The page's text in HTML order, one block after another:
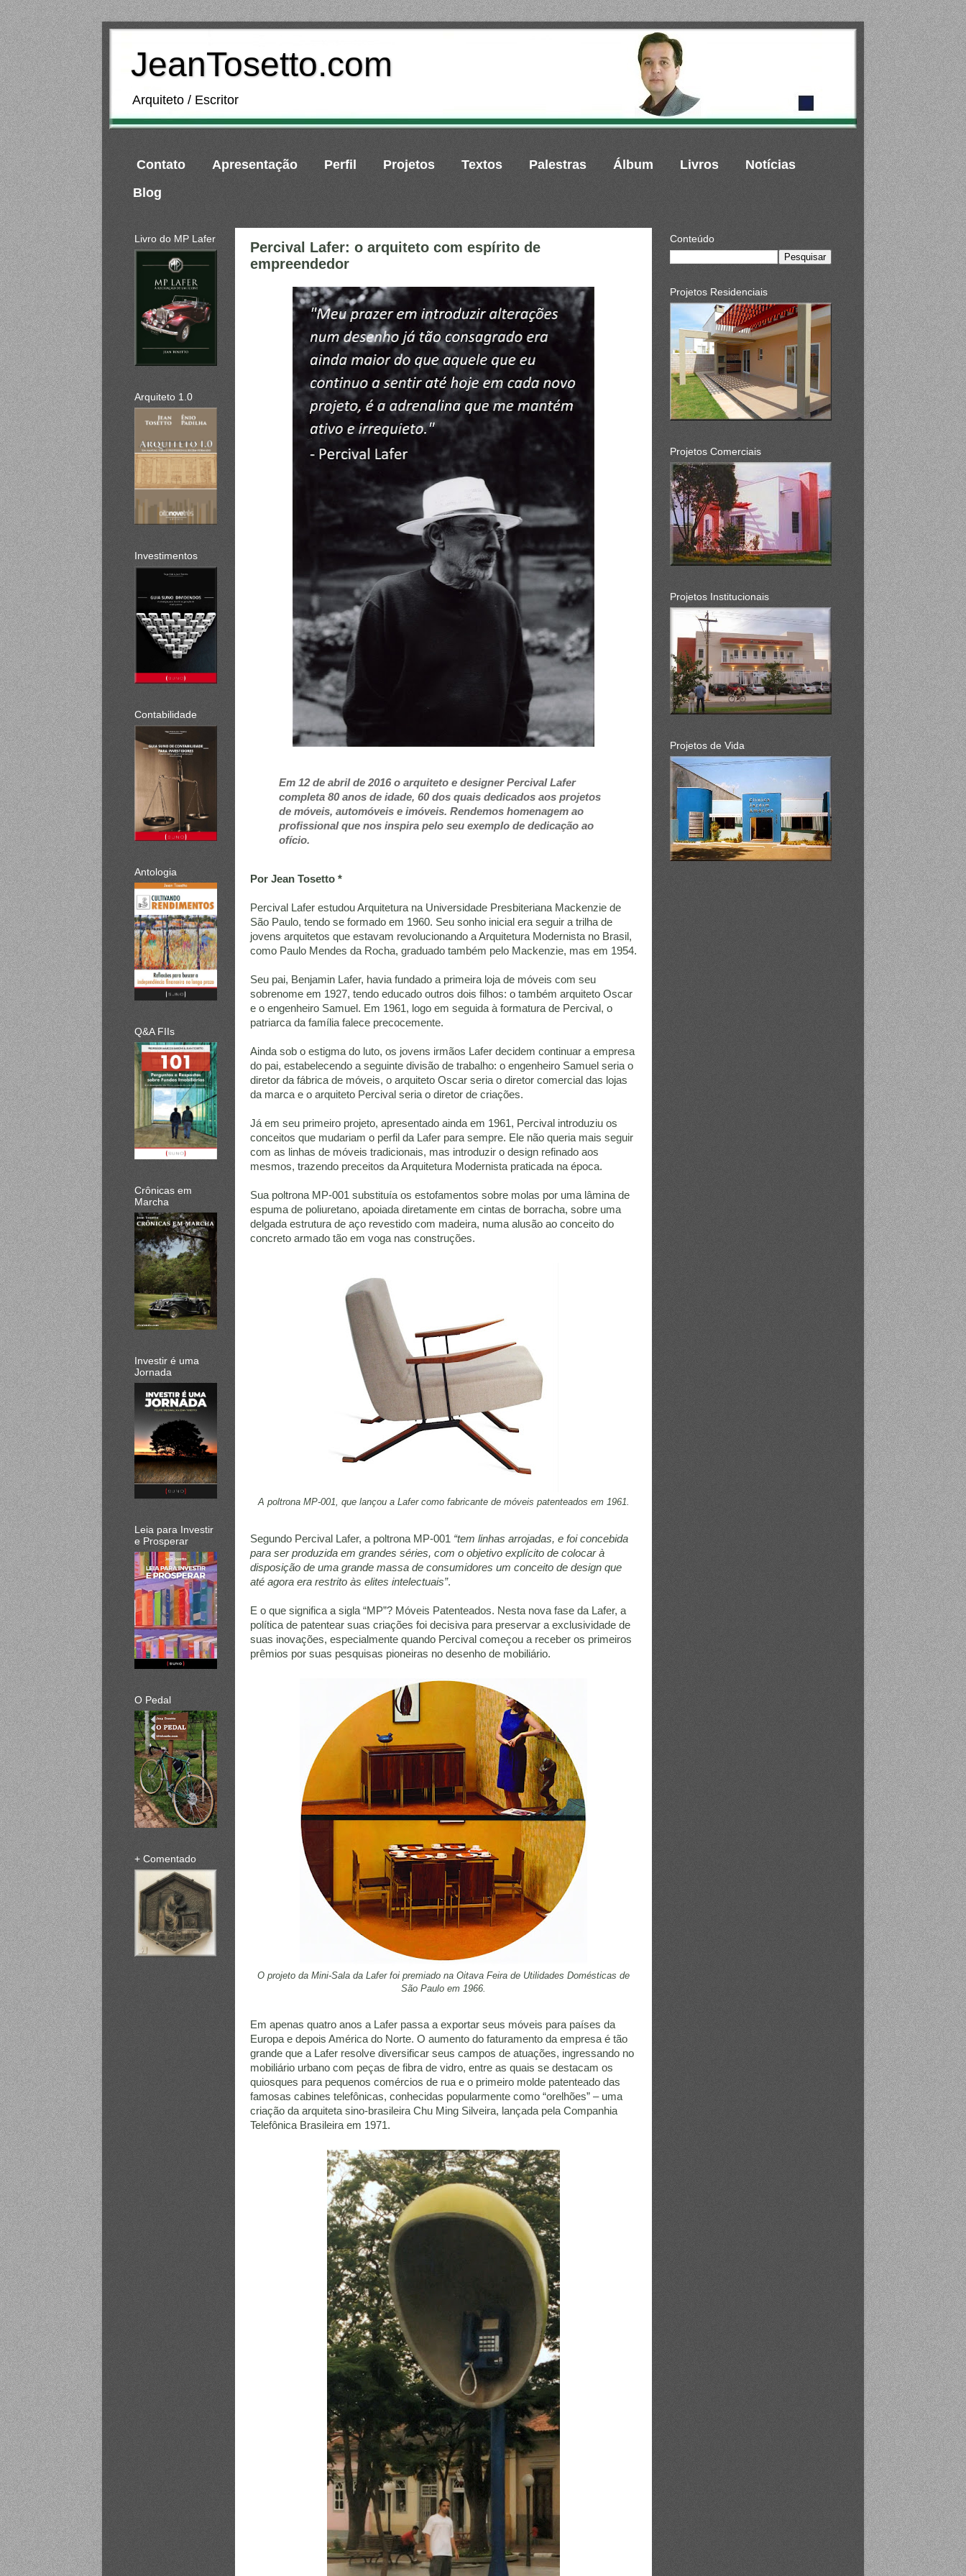
JeanTosetto.com
Arquiteto / Escritor
Contato Apresentação Perfil Projetos Textos Palestras Álbum Livros
Notícias
Blog
Percival Lafer: o arquiteto com espírito de
empreendedor
Em 12 de abril de 2016 o arquiteto e designer Percival Lafer
completa 80 anos de idade, 60 dos quais dedicados aos projetos
de móveis, automóveis e imóveis. Rendemos homenagem ao
profissional que nos inspira pelo seu exemplo de dedicação ao
ofício.
Por Jean Tosetto *
Percival Lafer estudou Arquitetura na Universidade Presbiteriana Mackenzie de
São Paulo, tendo se formado em 1960. Seu sonho inicial era seguir a trilha de
jovens arquitetos que estavam revolucionando a Arquitetura Modernista no Brasil,
como Paulo Mendes da Rocha, graduado também pelo Mackenzie, mas em 1954.
Seu pai, Benjamin Lafer, havia fundado a primeira loja de móveis com seu
sobrenome em 1927, tendo educado outros dois filhos: o também arquiteto Oscar
e o engenheiro Samuel. Em 1961, logo em seguida à formatura de Percival, o
patriarca da família falece precocemente.
Ainda sob o estigma do luto, os jovens irmãos Lafer decidem continuar a empresa
do pai, estabelecendo a seguinte divisão de trabalho: o engenheiro Samuel seria o
diretor da fábrica de móveis, o arquiteto Oscar seria o diretor comercial das lojas
da marca e o arquiteto Percival seria o diretor de criações.
Já em seu primeiro projeto, apresentado ainda em 1961, Percival introduziu os
conceitos que mudariam o perfil da Lafer para sempre. Ele não queria mais seguir
com as linhas de móveis tradicionais, mas introduzir o design refinado aos
mesmos, trazendo preceitos da Arquitetura Modernista praticada na época.
Sua poltrona MP-001 substituía os estofamentos sobre molas por uma lâmina de
espuma de poliuretano, apoiada diretamente em cintas de borracha, sobre uma
delgada estrutura de aço revestido com madeira, numa alusão ao conceito do
concreto armado tão em voga nas construções.
A poltrona MP-001, que lançou a Lafer como fabricante de móveis patenteados em 1961.
Segundo Percival Lafer, a poltrona MP-001 “tem linhas arrojadas, e foi concebida
para ser produzida em grandes séries, com o objetivo explícito de colocar à
disposição de uma grande massa de consumidores um conceito de design que
até agora era restrito às elites intelectuais”.
E o que significa a sigla “MP”? Móveis Patenteados. Nesta nova fase da Lafer, a
política de patentear suas criações foi decisiva para preservar a exclusividade de
suas inovações, especialmente quando Percival começou a receber os primeiros
prêmios por suas pesquisas pioneiras no desenho de mobiliário.
O projeto da Mini-Sala da Lafer foi premiado na Oitava Feira de Utilidades Domésticas de
São Paulo em 1966.
Em apenas quatro anos a Lafer passa a exportar seus móveis para países da
Europa e depois América do Norte. O aumento do faturamento da empresa é tão
grande que a Lafer resolve diversificar seus campos de atuações, ingressando no
mobiliário urbano com peças de fibra de vidro, entre as quais se destacam os
quiosques para pequenos comércios de rua e o primeiro molde patenteado das
famosas cabines telefônicas, conhecidas popularmente como “orelhões” – uma
criação da arquiteta sino-brasileira Chu Ming Silveira, lançada pela Companhia
Telefônica Brasileira em 1971.
Livro do MP Lafer
Arquiteto 1.0
Investimentos
Contabilidade
Antologia
Q&A FIIs
Crônicas em
Marcha
Investir é uma
Jornada
Leia para Investir
e Prosperar
O Pedal
+ Comentado
Conteúdo
Projetos Residenciais
Projetos Comerciais
Projetos Institucionais
Projetos de Vida